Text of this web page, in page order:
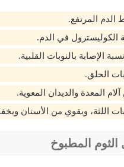
المرتفع.
في الدم.
الإصابة بالنوبات القلبية.
الحلق.
المعدة والديدان المعوية.
اللثة، ويقوي من الأسنان
المطبوخ